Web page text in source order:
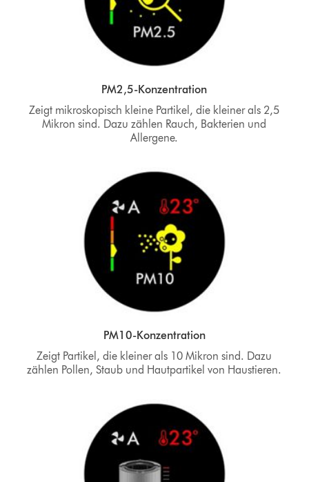
PM2,5-Konzentration
Zeigt mikroskopisch kleine Partikel, die kleiner als 2,5
Mikron sind. Dazu zählen Rauch, Bakterien und
Allergene.
PM10-Konzentration
Zeigt Partikel, die kleiner als 10 Mikron sind. Dazu
zählen Pollen, Staub und Hautpartikel von Haustieren.